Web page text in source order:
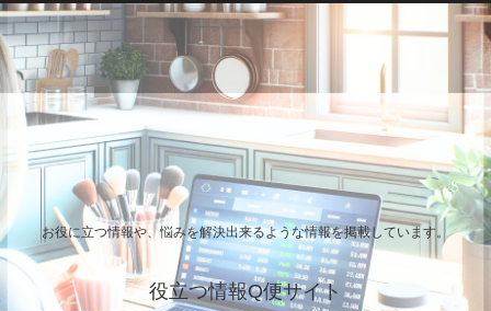
お役に立つ情報や、悩みを解決出来るような情報を掲載しています。
役立つ情報Q便サイト